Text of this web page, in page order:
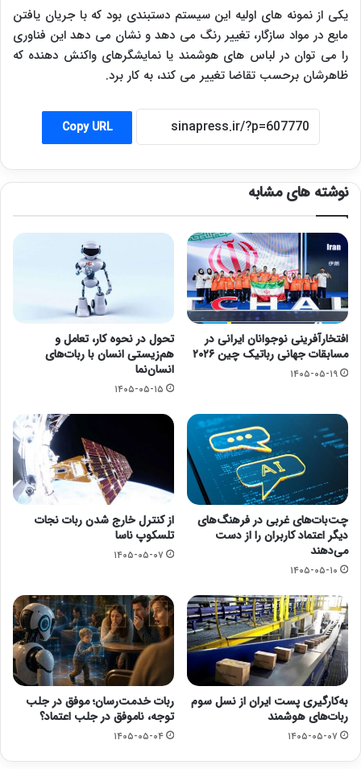
یکی از نمونه های اولیه این سیستم دستبندی بود که با جریان یافتن
مایع در مواد سازگار، تغییر رنگ می دهد و نشان می دهد این فناوری
را می توان در لباس های هوشمند یا نمایشگرهای واکنش دهنده که
ظاهرشان برحسب تقاضا تغییر می کند، به کار برد.
Copy URL
نوشته های مشابه
افتخارآفرینی نوجوانان ایرانی در
مسابقات جهانی رباتیک چین ۲۰۲۶
۱۴۰۵-۰۵-۱۹
تحول در نحوه کار، تعامل و
هم‌زیستی انسان با ربات‌های
انسان‌نما
۱۴۰۵-۰۵-۱۵
چت‌بات‌های غربی در فرهنگ‌های
دیگر اعتماد کاربران را از دست
می‌دهند
۱۴۰۵-۰۵-۱۰
از کنترل خارج شدن ربات نجات
تلسکوپ ناسا
۱۴۰۵-۰۵-۰۷
به‌کارگیری پست ایران از نسل سوم
ربات‌های هوشمند
۱۴۰۵-۰۵-۰۷
ربات خدمت‌رسان؛ موفق در جلب
توجه، ناموفق در جلب اعتماد؟
۱۴۰۵-۰۵-۰۴